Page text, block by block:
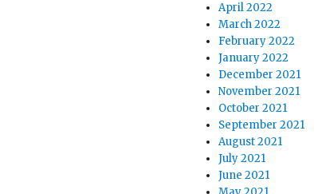
April 2022
March 2022
February 2022
January 2022
December 2021
November 2021
October 2021
September 2021
August 2021
July 2021
June 2021